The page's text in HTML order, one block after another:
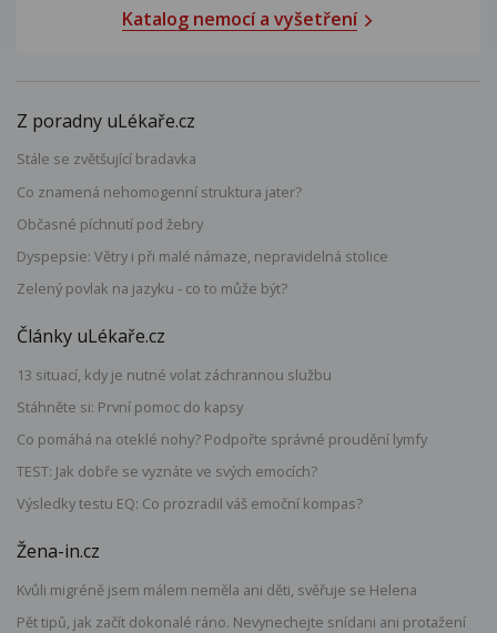
Katalog nemocí a vyšetření
Z poradny uLékaře.cz
Stále se zvětšující bradavka
Co znamená nehomogenní struktura jater?
Občasné píchnutí pod žebry
Dyspepsie: Větry i při malé námaze, nepravidelná stolice
Zelený povlak na jazyku - co to může být?
Články uLékaře.cz
13 situací, kdy je nutné volat záchrannou službu
Stáhněte si: První pomoc do kapsy
Co pomáhá na oteklé nohy? Podpořte správné proudění lymfy
TEST: Jak dobře se vyznáte ve svých emocích?
Výsledky testu EQ: Co prozradil váš emoční kompas?
Žena-in.cz
Kvůli migréně jsem málem neměla ani děti, svěřuje se Helena
Pět tipů, jak začít dokonalé ráno. Nevynechejte snídani ani protažení